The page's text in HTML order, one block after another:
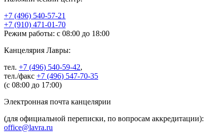
+7 (496) 540-57-21
+7 (910) 471-01-70
Режим работы: с 08:00 до 18:00
Канцелярия Лавры:
тел. +7 (496) 540-59-42,
тел./факс +7 (496) 547-70-35
(с 08:00 до 17:00)
Электронная почта канцелярии
(для официальной переписки, по вопросам аккредитации):
office@lavra.ru